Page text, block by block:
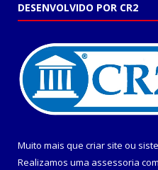
DESENVOLVIDO POR CR2
Muito mais que criar site ou
Realizamos uma assessoria